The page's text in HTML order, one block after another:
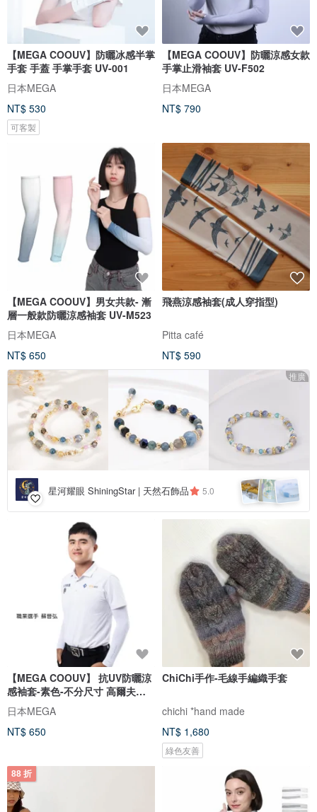
【MEGA COOUV】防曬冰感半掌
手套 手蓋 手掌手套 UV-001
日本MEGA
NT$ 530
可客製
【MEGA COOUV】防曬涼感女款
手掌止滑袖套 UV-F502
日本MEGA
NT$ 790
【MEGA COOUV】男女共款- 漸
層一般款防曬涼感袖套 UV-M523
日本MEGA
NT$ 650
飛燕涼感袖套(成人穿指型)
Pitta café
NT$ 590
推廣
星河耀眼 ShiningStar | 天然石飾品 5.0
【MEGA COOUV】 抗UV防曬涼
感袖套-素色-不分尺寸 高爾夫防
曬袖套
日本MEGA
NT$ 650
ChiChi手作-毛線手編織手套
chichi *hand made
NT$ 1,680
綠色友善
88 折